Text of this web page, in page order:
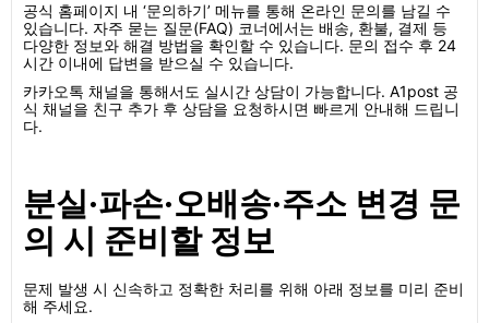
공식 홈페이지 내 ‘문의하기’ 메뉴를 통해 온라인 문의를 남길 수
있습니다. 자주 묻는 질문(FAQ) 코너에서는 배송, 환불, 결제 등
다양한 정보와 해결 방법을 확인할 수 있습니다. 문의 접수 후 24
시간 이내에 답변을 받으실 수 있습니다.
카카오톡 채널을 통해서도 실시간 상담이 가능합니다. A1post 공
식 채널을 친구 추가 후 상담을 요청하시면 빠르게 안내해 드립니
다.
분실·파손·오배송·주소 변경 문
의 시 준비할 정보
문제 발생 시 신속하고 정확한 처리를 위해 아래 정보를 미리 준비
해 주세요.